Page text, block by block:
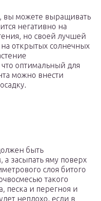
вы можете выращивать
негативно на
но своей лучшей
открытых солнечных
оптимальный для
можно внести
быть
а засыпать яму поверх
слоя битого
такого
песка и перегноя и
неплохо, если в